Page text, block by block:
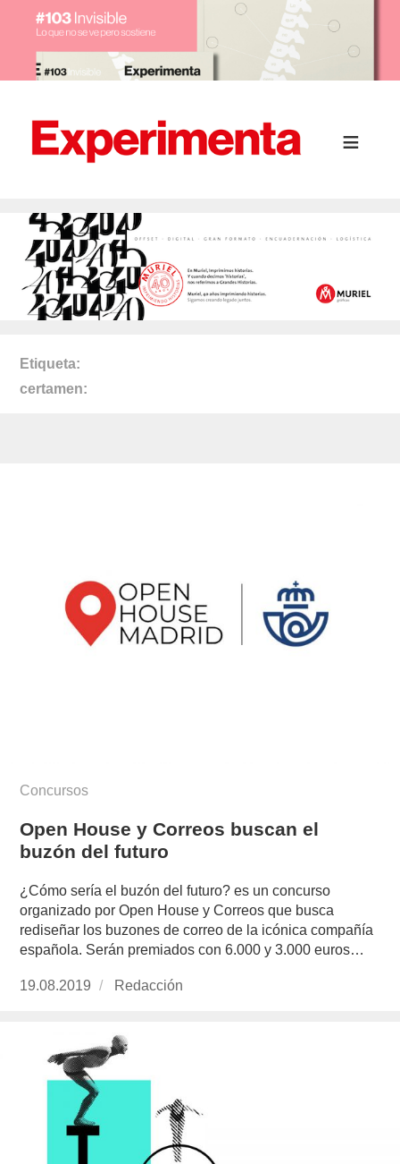
Etiqueta
certamen
Concursos
Open House y Correos buscan el
buzón del futuro
¿Cómo sería el buzón del futuro? es un concurso
organizado por Open House y Correos que busca
rediseñar los buzones de correo de la icónica compañía
española. Serán premiados con 6.000 y 3.000 euros…
Publicado
19.08.2019 https://www.experimenta.es/author/redaccion/
Redacción